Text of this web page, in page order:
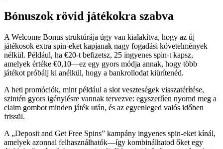
Bónuszok rövid játékokra szabva
A Welcome Bonus struktúrája úgy van kialakítva, hogy az új
játékosok extra spin-eket kapjanak nagy fogadási követelmények
nélkül. Például, ha €20-t befizetsz, 25 ingyenes spin-t kapsz,
amelyek értéke €0,10—ez egy gyors módja annak, hogy több
játékot próbálj ki anélkül, hogy a bankrollodat kiürítenéd.
A heti promóciók, mint például a slot veszteségek visszatérítése,
szintén gyors igénylésre vannak tervezve: egyszerűen nyomd meg a
claim gombot minden játék után, és az egyenleged valós időben
frissül.
A „Deposit and Get Free Spins” kampány ingyenes spin-eket kínál,
amelyek azonnal felhasználhatók—így kombinálhatod őket egy